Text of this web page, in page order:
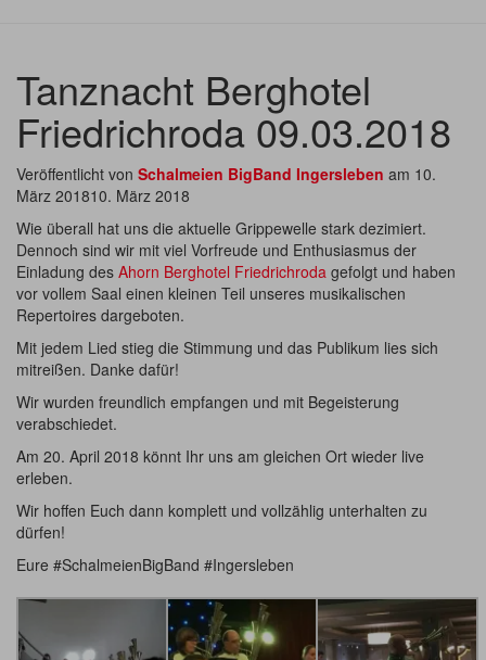
Tanznacht Berghotel
Friedrichroda 09.03.2018
Veröffentlicht von Schalmeien BigBand Ingersleben am 10.
März 201810. März 2018
Wie überall hat uns die aktuelle Grippewelle stark dezimiert.
Dennoch sind wir mit viel Vorfreude und Enthusiasmus der
Einladung des Ahorn Berghotel Friedrichroda gefolgt und haben
vor vollem Saal einen kleinen Teil unseres musikalischen
Repertoires dargeboten.
Mit jedem Lied stieg die Stimmung und das Publikum lies sich
mitreißen. Danke dafür!
Wir wurden freundlich empfangen und mit Begeisterung
verabschiedet.
Am 20. April 2018 könnt Ihr uns am gleichen Ort wieder live
erleben.
Wir hoffen Euch dann komplett und vollzählig unterhalten zu
dürfen!
Eure #SchalmeienBigBand #Ingersleben